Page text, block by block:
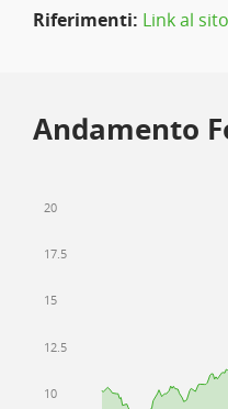
Riferimenti: Link al sito
Andamento
10
12.5
15
17.5
20